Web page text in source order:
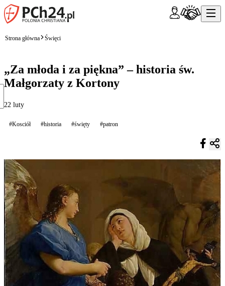
Strona główna Święci
„Za młoda i za piękna” – historia św.
Małgorzaty z Kortony
22 luty
#Kosciół #historia #święty #patron